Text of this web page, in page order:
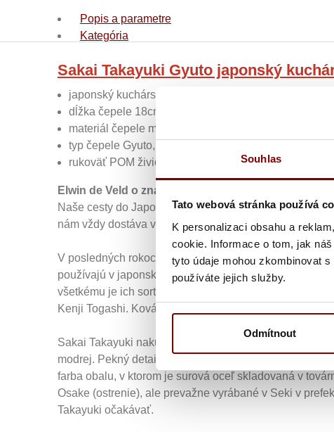
Souhlas
Tato webová stránka používá
K personalizaci obsahu a
cookie. Informace o tom, jak
tyto údaje mohou zkombinovat
používáte jejich služby.
Odmítnout
Popis a parametre
Kategória
Sakai Takayuki Gyuto japonský
japonský kuchársky nôž,
dĺžka čepele 18cm,
materiál čepele molybdénová nerezová oceľ,
typ čepele Gyuto,
rukoväť POM živice (antibakteriálna)
Elwin de Veld o značke Sakai Takayuki
Naše cesty do Japonska obvykle začíname v Osake,
nám vždy dostáva vrelého priateľského privítania od
V posledných rokoch zákazníci v našej predajni
používajú v japonských kuchyniach na prípravu
všetkému je ich sortiment zameraný na západný trh.
Kenji Togashi. Kováč Yamatsuke san so svojou
Sakai Takayuki nakupuje veľa ich ocele z ocele Aichi
modrej. Pekný detail: farby v názvoch ocele nemajú
farba obalu, v ktorom je surová oceľ skladovaná v
Osake (ostrenie), ale prevažne vyrábané v Seki v
Takayuki očakávať.